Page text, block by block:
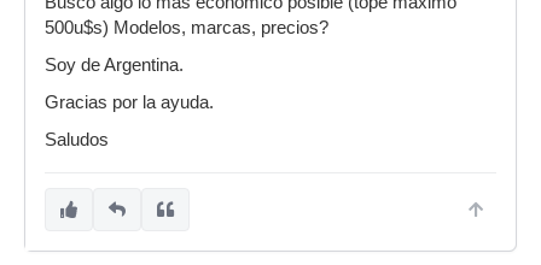
500u$s) Modelos, marcas, precios?
Soy de Argentina.
Gracias por la ayuda.
Saludos